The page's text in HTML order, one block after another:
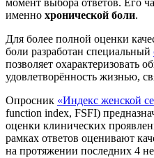
момент выбора ответов. Его
именно хронической боли.
Для более полной оценки
боли разработан специальный
позволяет охарактеризовать
удовлетворённость жизнью,
Опросник «Индекс женской
function index, FSFI)
оценки клинических
рамках ответов оценивают
на протяжении последних 4